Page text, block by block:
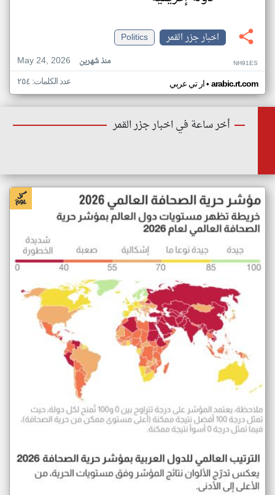
اخبار جزر القمر
Politics
May 24, 2026
منذ شهرين NH91ES
ار تي عربي• arabic.rt.com عدد الكلمات: ٢٥٤
أخر ساعة في اخبار جزر القمر